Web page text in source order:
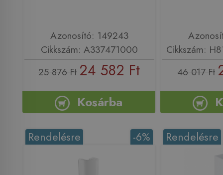
Azonosító: 149243
Cikkszám: A337471000
25 876 Ft 24 582 Ft
Kosárba
Cikkszám:
46 017 Ft
-6%
Rendelésre Rendelésre